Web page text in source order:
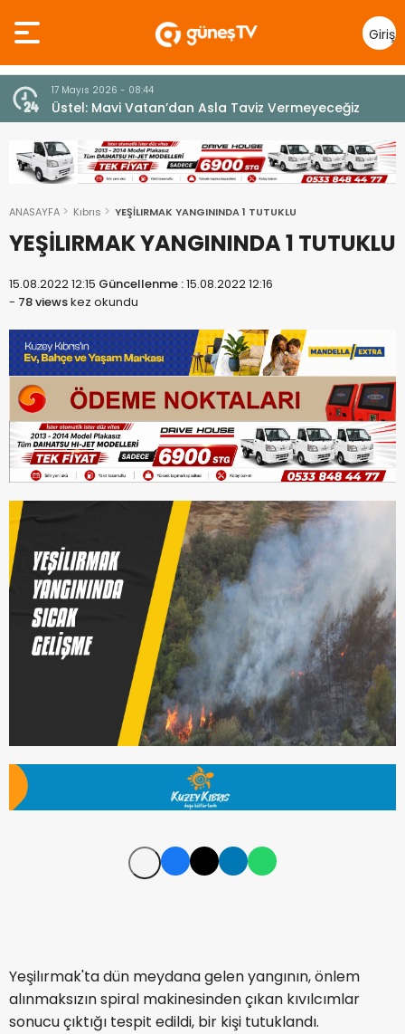
Giriş
Yap
7 Ağustos 2026 - 12:36
ÜSTEL: “ERENKÖY RUHU SONSUZA DEK YAŞAYACAK”
ANASAYFA Kıbrıs YEŞİLIRMAK YANGININDA 1 TUTUKLU
YEŞİLIRMAK YANGININDA 1 TUTUKLU
15.08.2022 12:15 Güncellenme :15.08.2022 12:16
- 78 viewskez okundu
Yeşilırmak'ta dün meydana gelen yangının, önlem
alınmaksızın spiral makinesinden çıkan kıvılcımlar
sonucu çıktığı tespit edildi, bir kişi tutuklandı.